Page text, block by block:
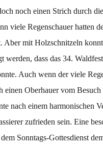
noch einen Strich durch
viele Regenschauer hatten
Aber mit Holzschnitzeln
werden, dass das 34.
Auch wenn der viele
einen Oberhauer vom Besuch
nach einem harmonischen
zufrieden sein. Eine
Sonntags-Gottesdienst